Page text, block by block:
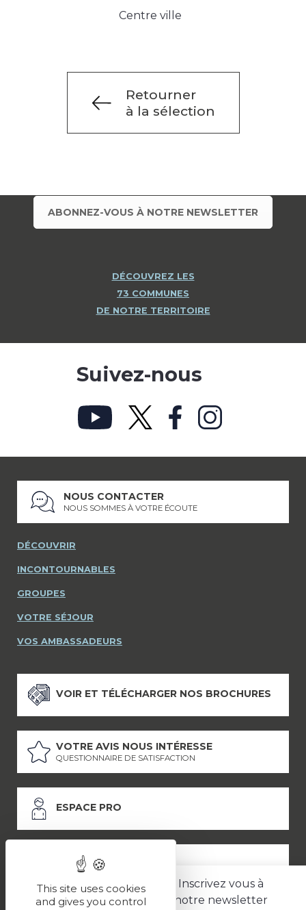
Centre ville
Retourner
à la sélection
Inscrivez vous à
notre newsletter
ABONNEZ-VOUS À NOTRE NEWSLETTER
DÉCOUVREZ LES
73 COMMUNES
DE NOTRE TERRITOIRE
Suivez-nous
NOUS CONTACTER
NOUS SOMMES À VOTRE ÉCOUTE
DÉCOUVRIR
INCONTOURNABLES
GROUPES
VOTRE SÉJOUR
VOS AMBASSADEURS
VOIR ET TÉLÉCHARGER NOS BROCHURES
VOTRE AVIS NOUS INTÉRESSE
QUESTIONNAIRE DE SATISFACTION
ESPACE PRO
ESPACE PRESSE
This site uses cookies
and gives you control